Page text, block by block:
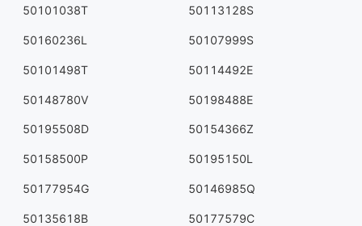
50101038T 50113128S
50160236L 50107999S
50101498T 50114492E
50148780V 50198488E
50195508D 50154366Z
50158500P 50195150L
50177954G 50146985Q
50135618B 50177579C